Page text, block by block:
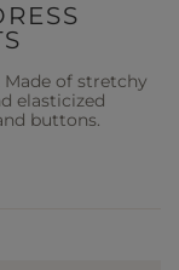
of stretchy
elasticized
buttons.